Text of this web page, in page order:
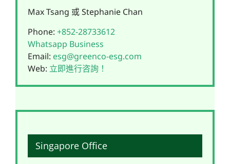
Max Tsang 或 Stephanie Chan
Phone: +852-28733612
Whatsapp Business
Email: esg@greenco-esg.com
Web: 立即進行咨詢！
Singapore Office